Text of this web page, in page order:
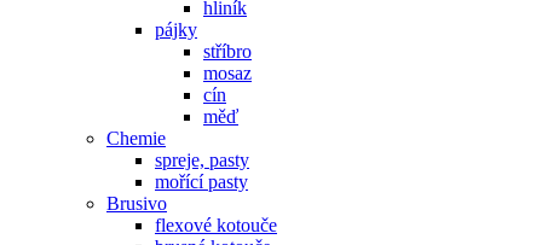
hliník
pájky
stříbro
mosaz
cín
měď
Chemie
spreje, pasty
mořící pasty
Brusivo
flexové kotouče